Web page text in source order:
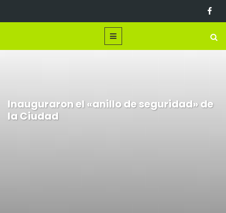
Inauguraron el «anillo de seguridad» de
la Ciudad